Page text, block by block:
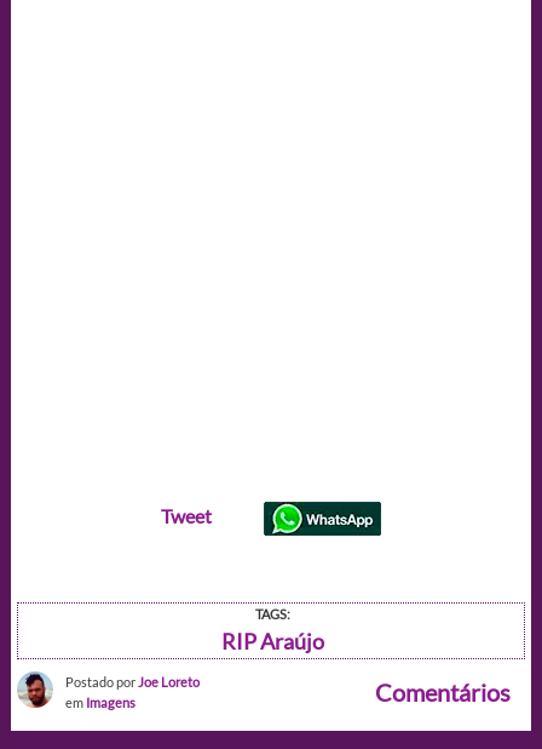
Tweet
TAGS:
RIP Araújo
Postado por Joe Loreto
em Imagens Comentários